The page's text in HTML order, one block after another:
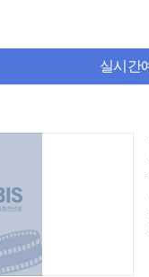
실시간